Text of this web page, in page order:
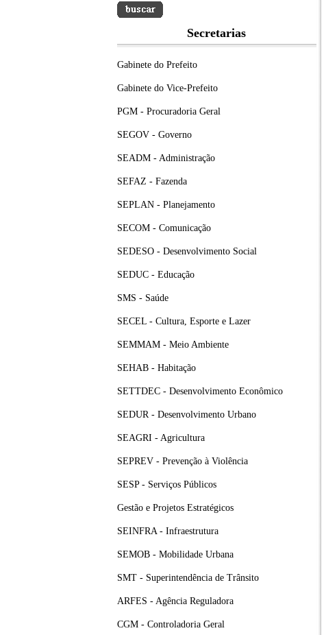
Secretarias
Gabinete do Prefeito
Gabinete do Vice-Prefeito
PGM - Procuradoria Geral
SEGOV - Governo
SEADM - Administração
SEFAZ - Fazenda
SEPLAN - Planejamento
SECOM - Comunicação
SEDESO - Desenvolvimento Social
SEDUC - Educação
SMS - Saúde
SECEL - Cultura, Esporte e Lazer
SEMMAM - Meio Ambiente
SEHAB - Habitação
SETTDEC - Desenvolvimento Econômico
SEDUR - Desenvolvimento Urbano
SEAGRI - Agricultura
SEPREV - Prevenção à Violência
SESP - Serviços Públicos
Gestão e Projetos Estratégicos
SEINFRA - Infraestrutura
SEMOB - Mobilidade Urbana
SMT - Superintendência de Trânsito
ARFES - Agência Reguladora
CGM - Controladoria Geral